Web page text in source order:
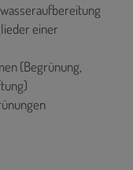
einer
(Begrünung,